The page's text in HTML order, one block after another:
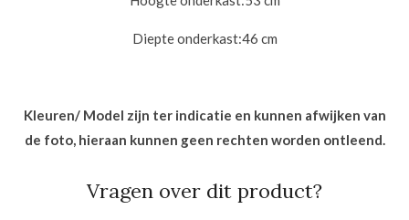
Diepte onderkast:46 cm
Kleuren/ Model zijn ter indicatie en kunnen afwijken van
de foto, hieraan kunnen geen rechten worden ontleend.
Vragen over dit product?